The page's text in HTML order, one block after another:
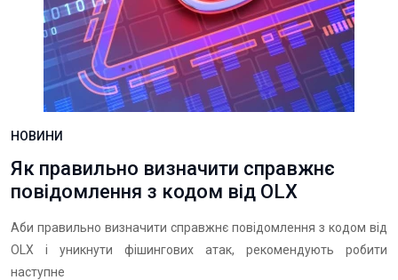
НОВИНИ
Як правильно визначити справжнє
повідомлення з кодом від OLX
Аби правильно визначити справжнє повідомлення з кодом від
OLX і уникнути фішингових атак, рекомендують робити
наступне